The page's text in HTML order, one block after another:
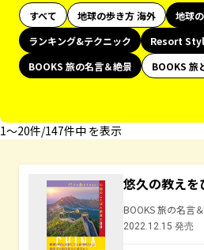
すべて 地球の歩き方 海外 地球
ランキング&テクニック
Resort
BOOKS 旅の名言＆絶景
BOOKS 旅
1〜20件/147件中 を表示
悠久の教えを
BOOKS 旅の名言
2022.12.15 発売